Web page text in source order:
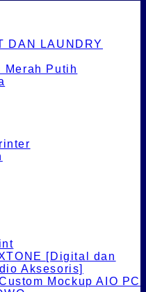
DAN LAUNDRY
Putih
[Digital dan
Aksesoris]
Mockup AIO PC